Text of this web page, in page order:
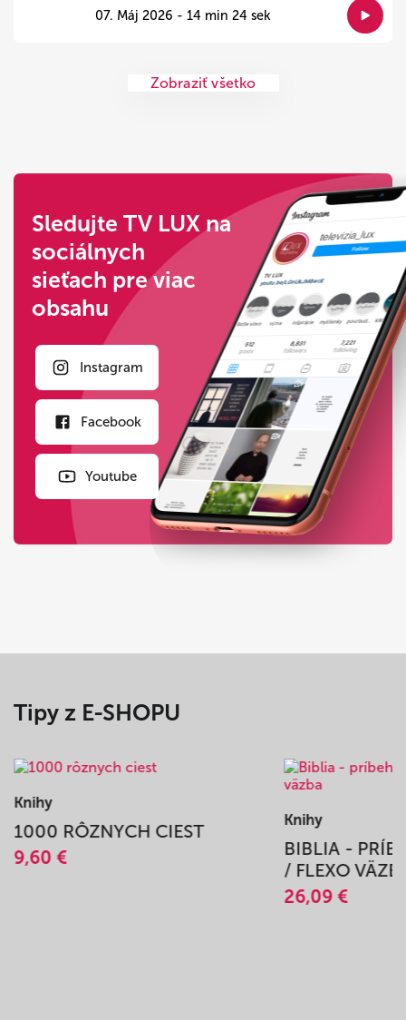
07. Máj 2026 - 14 min 24 sek
Zobraziť všetko
Sledujte TV LUX na
sociálnych
sieťach pre viac
obsahu
Instagram
Facebook
Youtube
Tipy z E-SHOPU
Knihy
1000 RÔZNYCH CIEST
9,60 €
Knihy
BIBLIA -
/ FLEXO
26,09 €